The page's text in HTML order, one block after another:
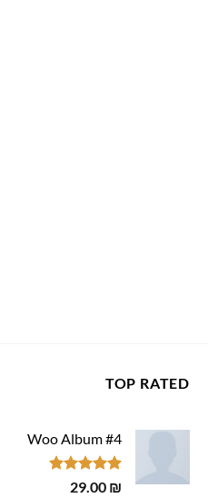
TOP RATED
Woo Album #4
דורג5.00
29.00 ₪